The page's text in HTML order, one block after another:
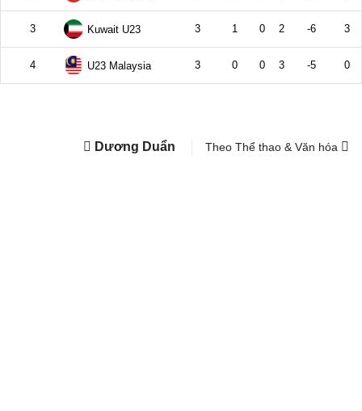
Dương Duẩn Theo Thể thao & Văn hóa